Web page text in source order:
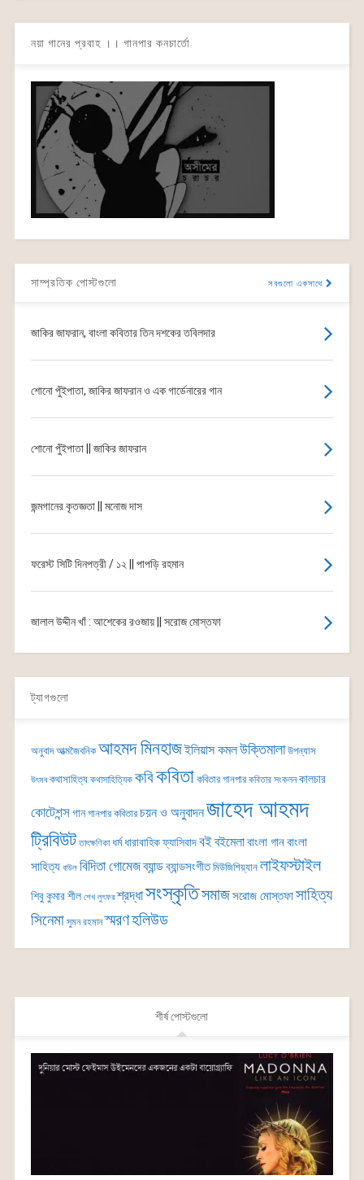
নয়া গানের প্রবাহ ।। গানপার কনচার্তো
সাম্প্রতিক পোস্টগুলো সবগুলো একসাথে
জাকির জাফরান, বাংলা কবিতার তিন দশকের তবিলদার
শোনো পুঁইপাতা, জাকির জাফরান ও এক গার্ডেনারের গান
শোনো পুঁইপাতা || জাকির জাফরান
জন্মগানের কৃতজ্ঞতা || মনোজ দাস
ফরেস্ট সিটি দিনপত্রী / ১২ || পাপড়ি রহমান
জালাল উদ্দীন খাঁ : আশেকের রওজায় || সরোজ মোস্তফা
ট্যাগগুলো
অনুবাদ আত্মজৈবনিক আহমদ মিনহাজইলিয়াস কমলউক্তিমালা উপন্যাস
উৎসব কথাসাহিত্য কথাসাহিত্যিক কবিকবিতা কবিতার গানপার কবিতার সংকলন কালচার
কোটেশন্সগান গানপার কবিতার চয়ন ও অনুবাদনজাহেদ আহমদ
ট্রিবিউট তাৎক্ষণিকা ধর্ম ধারাবাহিকফ্যাসিবাদবইবইমেলাবাংলা গানবাংলা
সাহিত্য বাউল বিদিতা গোমেজব্যান্ডব্যান্ডসংগীত মিউজিশিয়্যান লাইফস্টাইল
শিবু কুমার শীল শেখ লুৎফর শ্রদ্ধাসংস্কৃতিসমাজসরোজ মোস্তফাসাহিত্য
সিনেমা সুমন রহমান স্মরণহলিউড
শীর্ষ পোস্টগুলো